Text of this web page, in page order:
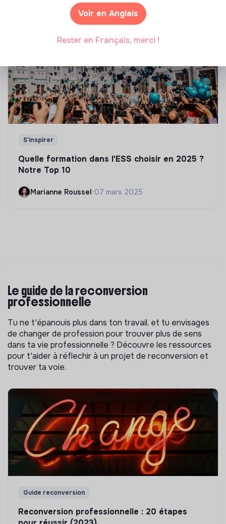
S'inspirer
Quelle formation dans l'ESS choisir en 2025 ?
Notre Top 10
Marianne Roussel•07 mars 2025
Le guide de la reconversion
professionnelle
Tu ne t'épanouis plus dans ton travail, et tu envisages
de changer de profession pour trouver plus de sens
dans ta vie professionnelle ? Découvre les ressources
pour t'aider à réflechir à un projet de reconversion et
trouver ta voie.
Guide reconversion
Reconversion professionnelle : 20 étapes
Voir en Anglais
Rester en Français, merci !